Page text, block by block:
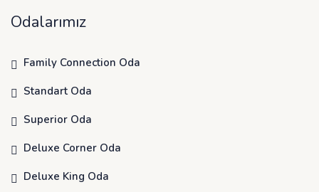
Odalarımız
Family Connection Oda
Standart Oda
Superior Oda
Deluxe Corner Oda
Deluxe King Oda